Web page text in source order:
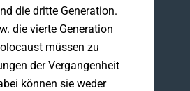
die dritte Generation.
die vierte Generation
müssen zu
der Vergangenheit
können sie weder